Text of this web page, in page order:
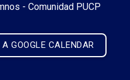
- Comunidad PUCP
A GOOGLE CALENDAR